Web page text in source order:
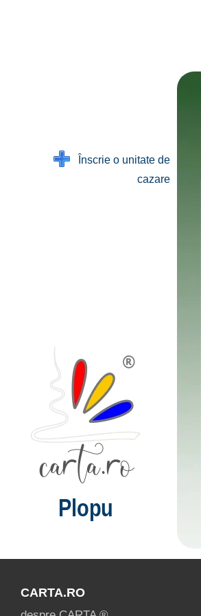
Înscrie o unitate de
cazare
Plopu
CARTA.RO